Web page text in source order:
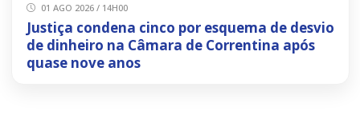
01 AGO 2026 / 14H00
Justiça condena cinco por esquema de desvio
de dinheiro na Câmara de Correntina após
quase nove anos